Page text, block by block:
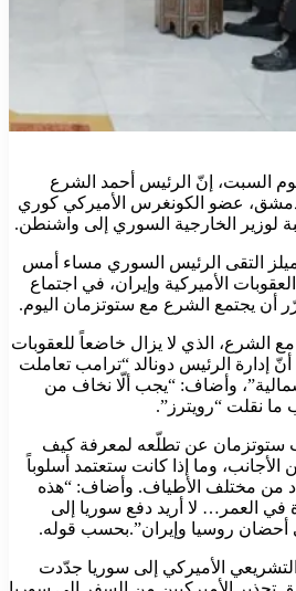
السبت، إنّ الرئيس أحمد الشرع
عضو الكونغرس الأميركي كوري
لوزير الخارجية السوري إلى واشنطن.
التقى الرئيس السوري مساء أمس
الأميركية وإيران، في اجتماع
الشرع، الذي لا يزال خاضعاً للعقوبات
إدارة الرئيس دونالد “ترامب تعاملت
وأضاف: “يجب ألّا نخاف من
ما نقلت “رويترز”.
ستوتزمان عن تطلّعه لمعرفة كيف
الأجانب، وما إذا كانت ستعتمد أسلوباً
من مختلف الأطياف. وأضاف: “هذه
في العمر… لا أريد دفع سوريا إلى
أحضان روسيا وإيران”.بحسب قوله.
الأميركي إلى سوريا جدّدت